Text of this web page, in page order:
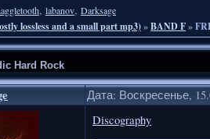
, labanov, Darksage
lossless and a small part mp3)»BAND F»
Hard Rock
Дата: Воскресенье,
Discography